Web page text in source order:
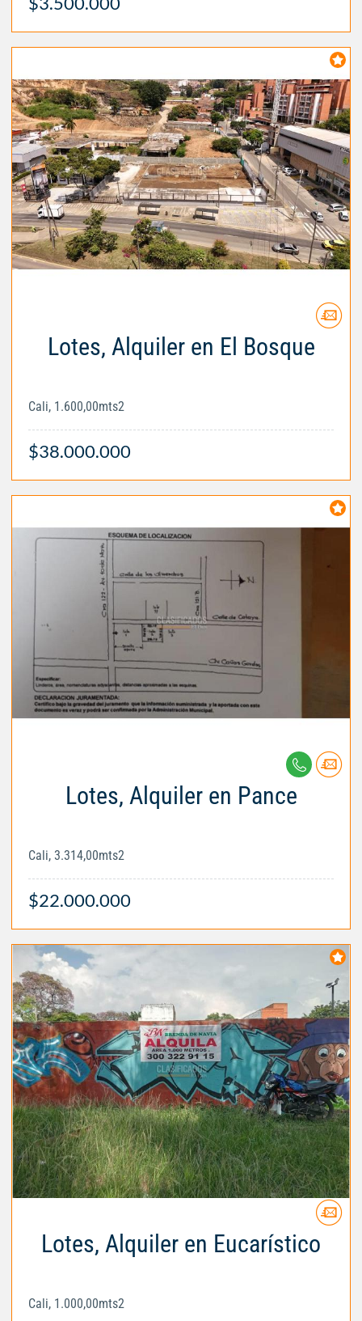
Lotes, Alquiler en El Bosque
Cali, 1.600,00mts2
$38.000.000
Lotes, Alquiler en Pance
Cali, 3.314,00mts2
$22.000.000
Lotes, Alquiler en Eucarístico
Cali, 1.000,00mts2